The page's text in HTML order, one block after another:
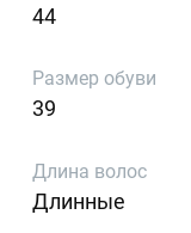
44
Размер обуви
39
Длина волос
Длинные